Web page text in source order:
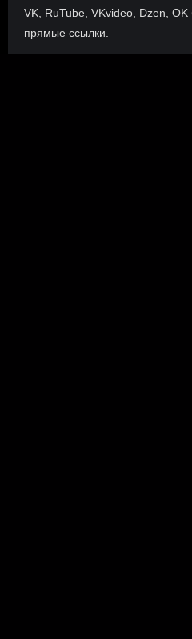
VK, RuTube, VKvideo, Dzen,
прямые ссылки.